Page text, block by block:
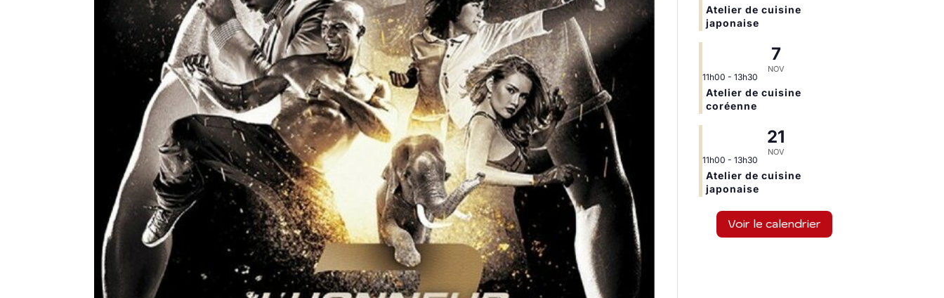
Atelier de cuisine
japonaise
7
NOV
11h00 - 13h30
Atelier de cuisine
coréenne
21
NOV
11h00 - 13h30
Atelier de cuisine
japonaise
Voir le calendrier